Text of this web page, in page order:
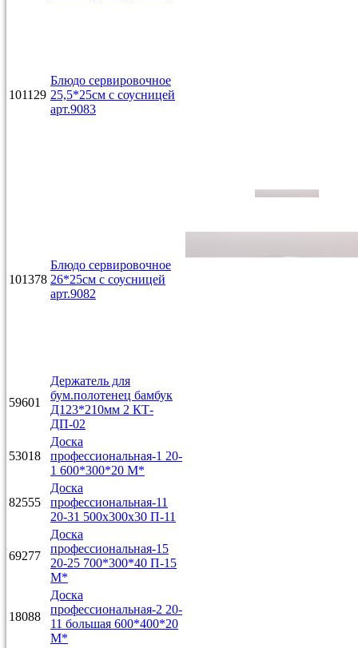
101129
Блюдо сервировочное
25,5*25см с соусницей
арт.9083
101378
Блюдо сервировочное
26*25см с соусницей
арт.9082
59601
Держатель для
бум.полотенец бамбук
Д123*210мм 2 КТ-
ДП-02
53018
Доска
профессиональная-1 20-
1 600*300*20 М*
82555
Доска
профессиональная-11
20-31 500х300х30 П-11
69277
Доска
профессиональная-15
20-25 700*300*40 П-15
М*
18088
Доска
профессиональная-2 20-
11 большая 600*400*20
М*